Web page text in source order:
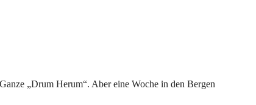
„Drum Herum“. Aber eine Woche in den Bergen